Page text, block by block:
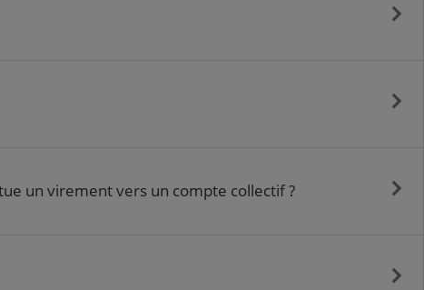
un virement vers un compte collectif ?